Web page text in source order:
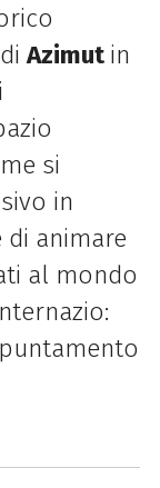
diAzimut in
si
in
di animare
al mondo